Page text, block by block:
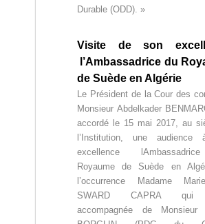
Durable (ODD). »
Visite de son
l’Ambassadrice du
de Suède en Algérie
Le Président de la Cour des
Monsieur Abdelkader
accordé le 15 mai 2017, au
l’Institution, une audience
excellence
Royaume de Suède en
l’occurrence Madame
SWARD CAPRA qui
accompagnée de Monsieur